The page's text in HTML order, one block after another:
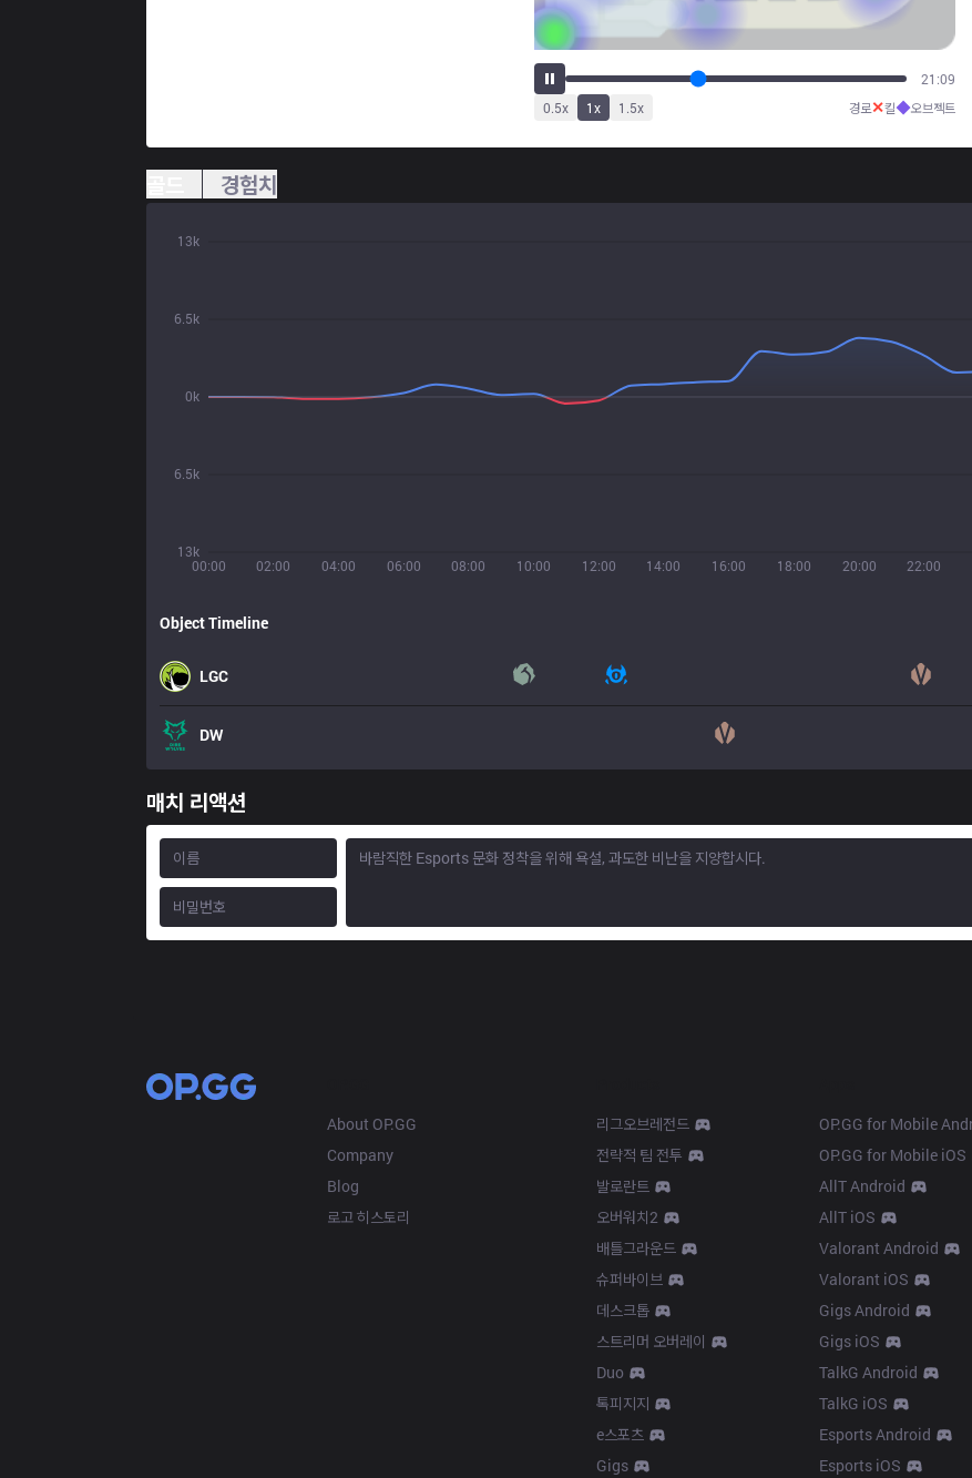
26:19
0.5x 1x 1.5x 경로✕킬◆오브젝트
경험치
00:00 02:00 04:00 06:00 08:00 10:00 12:00 14:00 16:00 18:00 20:00 22:00
13k
6.5k
0k
6.5k
13k
Object Timeline
LGC
DW
매치 리액션
About OP.GG
Company
Blog
로고 히스토리
리그오브레전드
전략적 팀 전투
발로란트
오버워치2
배틀그라운드
슈퍼바이브
데스크톱
스트리머 오버레이
Duo
톡피지지
e스포츠
Gigs
OP.GG for Mobile
OP.GG for Mobile iOS
AllT Android
AllT iOS
Valorant Android
Valorant iOS
Gigs Android
Gigs iOS
TalkG Android
TalkG iOS
Esports Android
Esports iOS